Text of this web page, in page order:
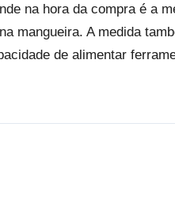
na hora da compra é a
mangueira. A medida
de alimentar